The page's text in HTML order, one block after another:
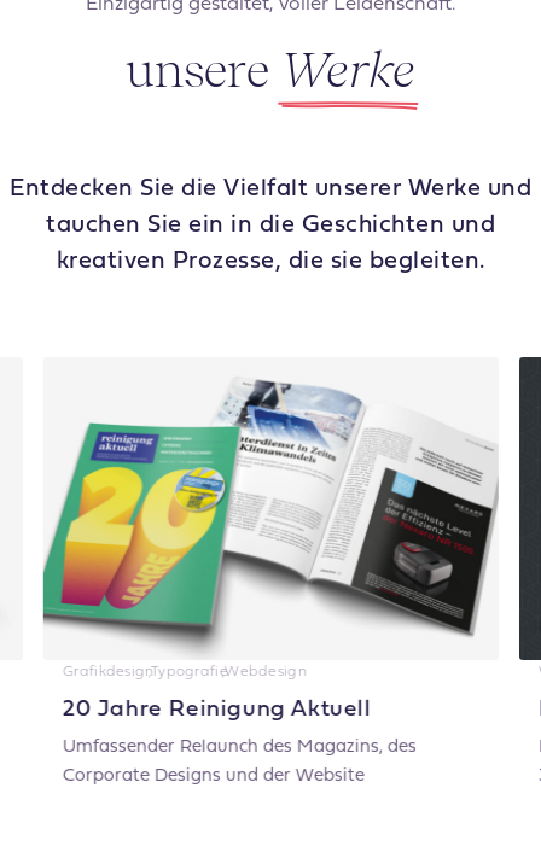
Einzigartig gestaltet, voller Leidenschaft.
unsere Werke
Entdecken Sie die Vielfalt unserer Werke und
tauchen Sie ein in die Geschichten und
kreativen Prozesse, die sie begleiten.
Grafikdesign
,Typografie
,Webdesign
20 Jahre Reinigung Aktuell
Umfassender Relaunch des Magazins, des
Corporate Designs und der Website